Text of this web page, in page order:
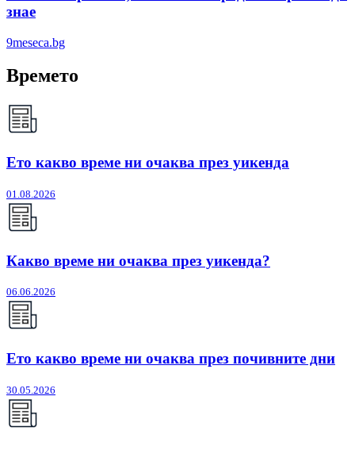
знае
9meseca.bg
Времето
Ето какво време ни очаква през уикенда
01.08.2026
Какво време ни очаква през уикенда?
06.06.2026
Ето какво време ни очаква през почивните дни
30.05.2026